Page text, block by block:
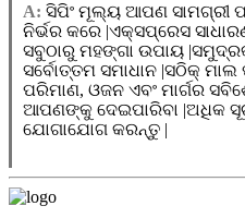
A: ସିପିଂ ମୂଲ୍ୟ ଆପଣ ସାମଗ୍ରୀ
ନିର୍ଭର କରେ |ଏକ୍ସପ୍ରେସ
ସବୁଠାରୁ ମହଙ୍ଗା ଉପାୟ
ସର୍ବୋତ୍ତମ ସମାଧାନ |ସଠିକ୍
ପରିମାଣ, ଓଜନ ଏବଂ ମାର୍ଗର
ଆପଣଙ୍କୁ ଦେଇପାରିବା |ଅଧିକ
ଯୋଗାଯୋଗ କରନ୍ତୁ |